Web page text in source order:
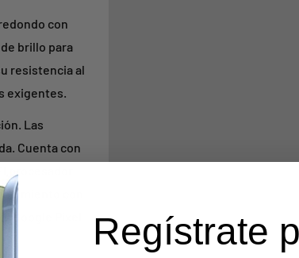
con
brillo para
resistencia al
exigentes.
Las
Cuenta con
procesador
con
Google Pixel
Regístrate